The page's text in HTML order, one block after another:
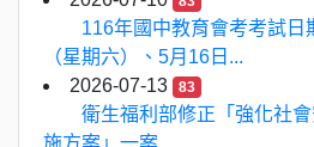
116年國中教育會考考試日
（星期六）、5月16日...
2026-07-13
83
衛生福利部修正「強化社
施方案」一案